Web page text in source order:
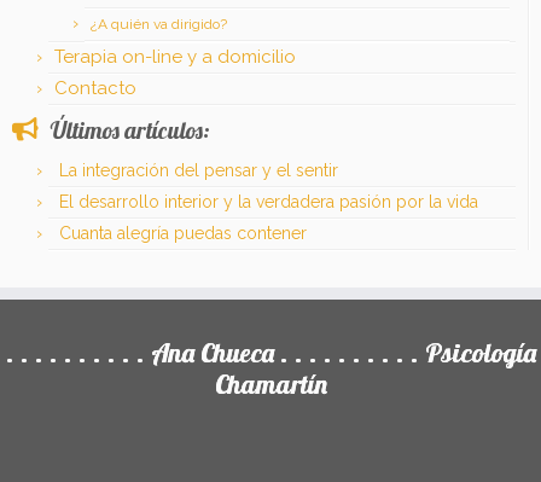
¿A quién va dirigido?
Terapia on-line y a domicilio
Contacto
Últimos artículos:
La integración del pensar y el sentir
El desarrollo interior y la verdadera pasión por la vida
Cuanta alegría puedas contener
. . . . . . . . . . Ana Chueca . . . . . . . . . . Psicología
Chamartín